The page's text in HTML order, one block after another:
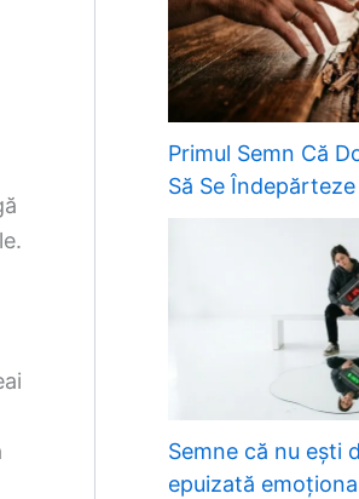
Primul Semn Că
Să Se Îndepărteze
Semne că nu ești
epuizată